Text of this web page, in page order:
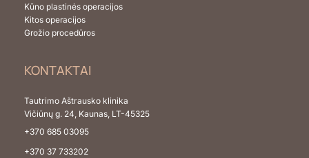
Kūno plastinės operacijos
Kitos operacijos
Grožio procedūros
KONTAKTAI
Tautrimo Aštrausko klinika
Vičiūnų g. 24, Kaunas, LT-45325
+370 685 03095
+370 37 733202